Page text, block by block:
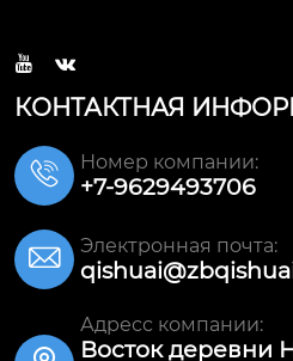
 
КОНТАКТНАЯ
 Номер компании:
+7-9629493706
 Электронная почта:
Адресс компании:
Восток деревни